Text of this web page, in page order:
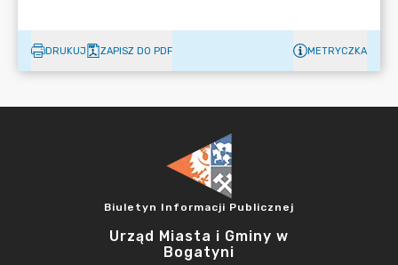
DRUKUJ ZAPISZ DO PDF METRYCZKA
Biuletyn Informacji Publicznej
Urząd Miasta i Gminy w
Bogatyni